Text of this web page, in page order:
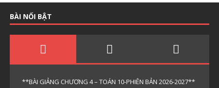
BÀI NỔI BẬT
**BÀI GIẢNG CHƯƠNG 4 – TOÁN 10-PHIÊN BẢN 2026-2027**